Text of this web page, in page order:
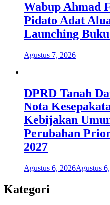
Wabup Ahmad
Pidato Adat
Launching
Agustus 7, 2026
DPRD Tanah
Nota
Kebijakan
Perubahan
2027
Agustus 6, 2026Agustus
Kategori